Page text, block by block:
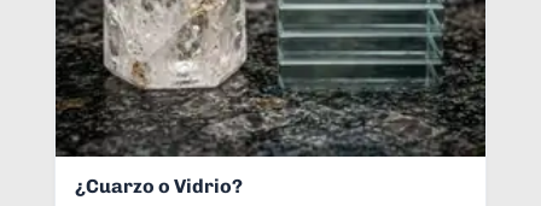
¿Cuarzo o Vidrio?